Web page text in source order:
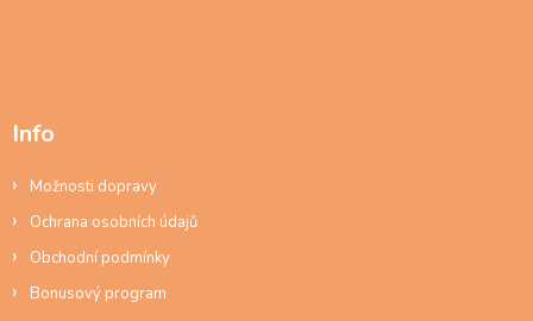
Info
Možnosti dopravy
Ochrana osobních údajů
Obchodní podmínky
Bonusový program